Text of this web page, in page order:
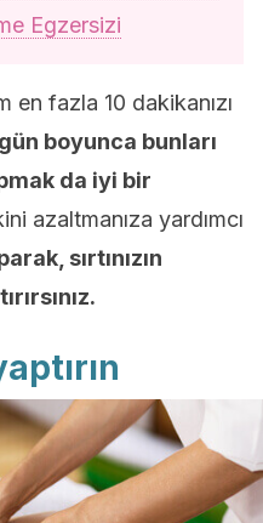
Egzersizi
en fazla 10 dakikanızı
boyunca bunları
da iyi bir
azaltmanıza yardımcı
sırtınızın